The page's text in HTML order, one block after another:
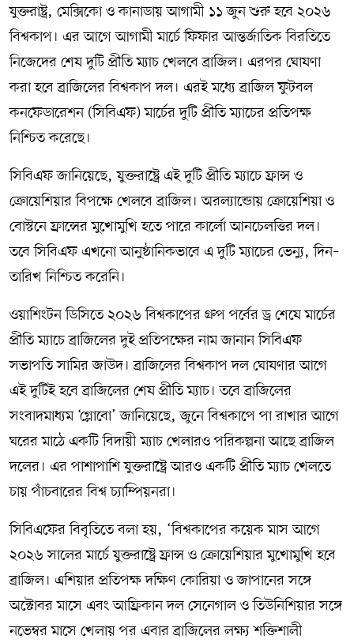
যুক্তরাষ্ট্র, মেক্সিকো ও কানাডায় আগামী ১১ জুন শুরু হবে ২০২৬
বিশ্বকাপ। এর আগে আগামী মার্চে ফিফার আন্তর্জাতিক বিরতিতে
নিজেদের শেষ দুটি প্রীতি ম্যাচ খেলবে ব্রাজিল। এরপর ঘোষণা
করা হবে ব্রাজিলের বিশ্বকাপ দল। এরই মধ্যে ব্রাজিল ফুটবল
কনফেডারেশন (সিবিএফ) মার্চের দুটি প্রীতি ম্যাচের প্রতিপক্ষ
নিশ্চিত করেছে।
সিবিএফ জানিয়েছে, যুক্তরাষ্ট্রে এই দুটি প্রীতি ম্যাচে ফ্রান্স ও
ক্রোয়েশিয়ার বিপক্ষে খেলবে ব্রাজিল। অরল্যান্ডোয় ক্রোয়েশিয়া ও
বোস্টনে ফ্রান্সের মুখোমুখি হতে পারে কার্লো আনচেলত্তির দল।
তবে সিবিএফ এখনো আনুষ্ঠানিকভাবে এ দুটি ম্যাচের ভেন্যু, দিন–
তারিখ নিশ্চিত করেনি।
ওয়াশিংটন ডিসিতে ২০২৬ বিশ্বকাপের গ্রুপ পর্বের ড্র শেষে মার্চের
প্রীতি ম্যাচে ব্রাজিলের দুই প্রতিপক্ষের নাম জানান সিবিএফ
সভাপতি সামির জাউদ। ব্রাজিলের বিশ্বকাপ দল ঘোষণার আগে
এই দুটিই হবে ব্রাজিলের শেষ প্রীতি ম্যাচ। তবে ব্রাজিলের
সংবাদমাধ্যম ‘গ্লোবো’ জানিয়েছে, জুনে বিশ্বকাপে পা রাখার আগে
ঘরের মাঠে একটি বিদায়ী ম্যাচ খেলারও পরিকল্পনা আছে ব্রাজিল
দলের। এর পাশাপাশি যুক্তরাষ্ট্রে আরও একটি প্রীতি ম্যাচ খেলতে
চায় পাঁচবারের বিশ্ব চ্যাম্পিয়নরা।
সিবিএফের বিবৃতিতে বলা হয়, ‘বিশ্বকাপের কয়েক মাস আগে
২০২৬ সালের মার্চে যুক্তরাষ্ট্রে ফ্রান্স ও ক্রোয়েশিয়ার মুখোমুখি হবে
ব্রাজিল। এশিয়ার প্রতিপক্ষ দক্ষিণ কোরিয়া ও জাপানের সঙ্গে
অক্টোবর মাসে এবং আফ্রিকান দল সেনেগাল ও তিউনিশিয়ার সঙ্গে
নভেম্বর মাসে খেলায় পর এবার ব্রাজিলের লক্ষ্য শক্তিশালী
সম্পাদকীয় কলাম
ABOUT US
DIAL SYLHET